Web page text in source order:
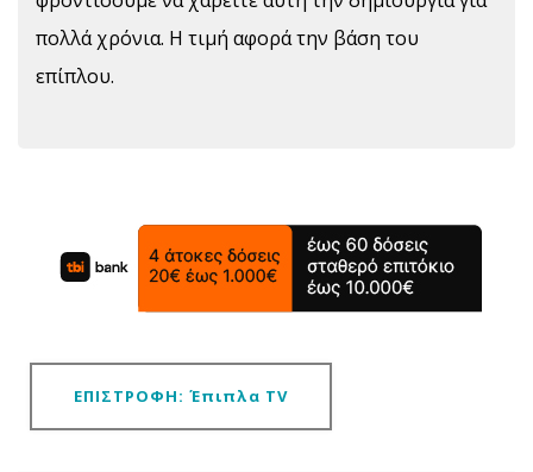
πολλά χρόνια. H τιμή αφορά την βάση του
επίπλου.
ΕΠΙΣΤΡΟΦΗ: Έπιπλα TV